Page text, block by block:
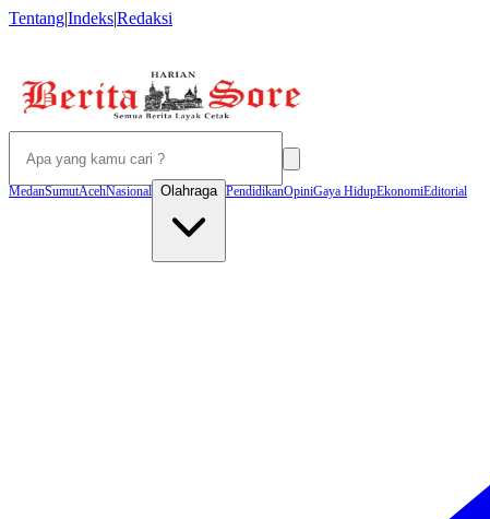
Tentang|Indeks|Redaksi
MedanSumutAcehNasional Olahraga PendidikanOpiniGaya HidupEkonomiEditorial